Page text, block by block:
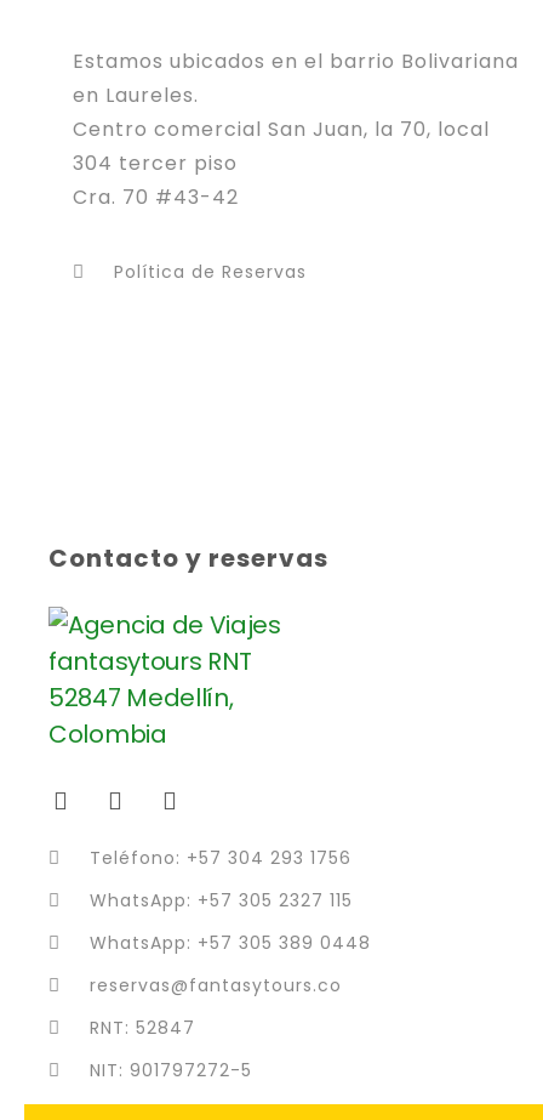
Estamos ubicados en el barrio Bolivariana
en Laureles.
Centro comercial San Juan, la 70, local
304 tercer piso
Cra. 70 #43-42
Política de Reservas
Contacto y reservas
Teléfono: +57 304 293 1756
WhatsApp: +57 305 2327 115
WhatsApp: +57 305 389 0448
reservas@fantasytours.co
RNT: 52847
NIT: 901797272-5